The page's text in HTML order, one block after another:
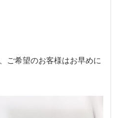
ご希望のお客様はお早めに